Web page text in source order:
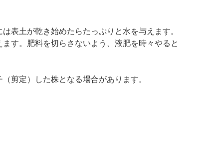
表土が乾き始めたらたっぷりと水を与えます。
す。肥料を切らさないよう、液肥を時々やると
剪定）した株となる場合があります。